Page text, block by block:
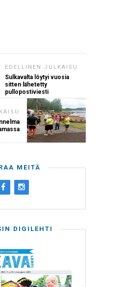
EDELLINEN JULKAISU
Sulkavalta löytyi vuosia
sitten lähetetty
pullopostiviesti
MEITÄ
DIGILEHTI